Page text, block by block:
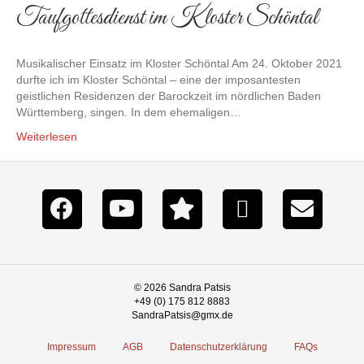
Taufgottesdienst im Kloster Schöntal
Musikalischer Einsatz im Kloster Schöntal Am 24. Oktober 2021
durfte ich im Kloster Schöntal – eine der imposantesten
geistlichen Residenzen der Barockzeit im nördlichen Baden
Württemberg, singen. In dem ehemaligen…
Weiterlesen
© 2026 Sandra Patsis
+49 (0) 175 812 8883
SandraPatsis@gmx.de
Impressum AGB Datenschutzerklärung FAQs